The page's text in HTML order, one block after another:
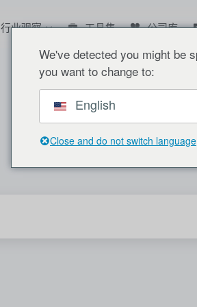
行业观察 工具集 公司库
We've detected you might be
you want to change to:
English
Close and do not switch language